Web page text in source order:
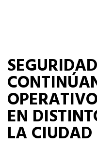
EN
LA CIUDAD